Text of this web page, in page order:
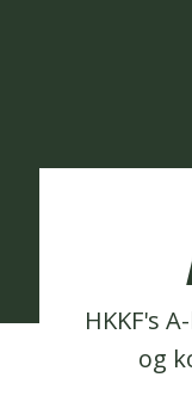
HKKF's
og